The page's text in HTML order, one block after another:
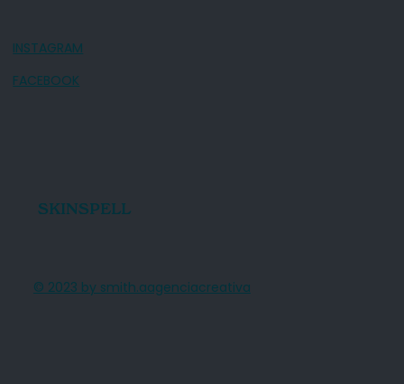
INSTAGRAM
FACEBOOK
© 2023 by smith.aagenciacreativa
SKINSPELL